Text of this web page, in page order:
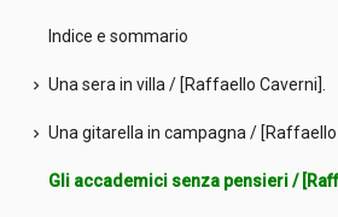
Indice e sommario
chevron_right Una sera in villa / [Raffaello Caverni].
chevron_right Una gitarella in campagna / [Raffaello
Gli accademici senza pensieri /